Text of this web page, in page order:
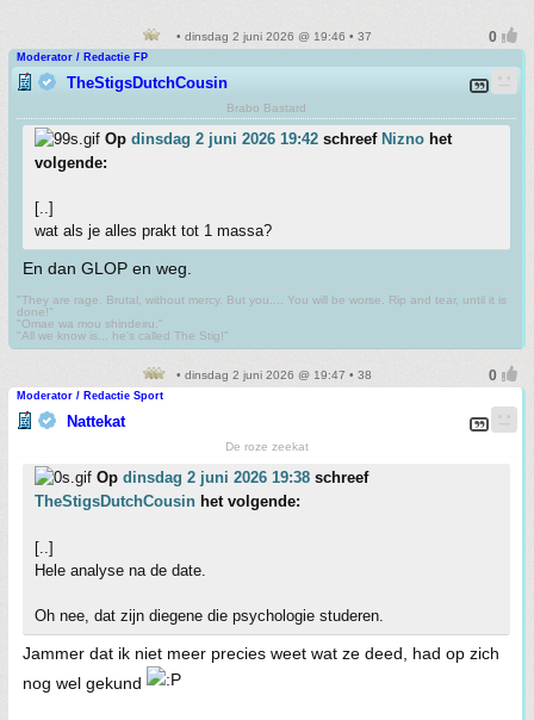
• dinsdag 2 juni 2026 @ 19:46 • 37
Moderator / Redactie FP
TheStigsDutchCousin
Brabo Bastard
Op dinsdag 2 juni 2026 19:42 schreef Nizno het
volgende:
[..]
wat als je alles prakt tot 1 massa?
En dan GLOP en weg.
"They are rage. Brutal, without mercy. But you.... You will be worse. Rip and tear, until it is
done!"
"Omae wa mou shindeiru."
"All we know is... he's called The Stig!"
• dinsdag 2 juni 2026 @ 19:47 • 38
Moderator / Redactie Sport
Nattekat
De roze zeekat
Op dinsdag 2 juni 2026 19:38 schreef
TheStigsDutchCousin het volgende:
[..]
Hele analyse na de date.
Oh nee, dat zijn diegene die psychologie studeren.
Jammer dat ik niet meer precies weet wat ze deed, had op zich
nog wel gekund